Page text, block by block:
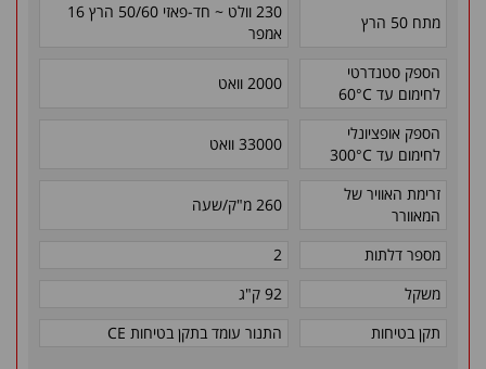
מתח 50 הרץ
230 וולט ~ חד-פאזי 50/60 הרץ 16
אמפר
הספק סטנדרטי
לחימום עד 60°C
2000 וואט
הספק אופציונלי
לחימום עד 300°C
33000 וואט
זרימת האוויר של
המאוורר
260 מ"ק/שעה
מספר דלתות
2
משקל
92 ק"ג
תקן בטיחות
התנור עומד בתקן בטיחות CE